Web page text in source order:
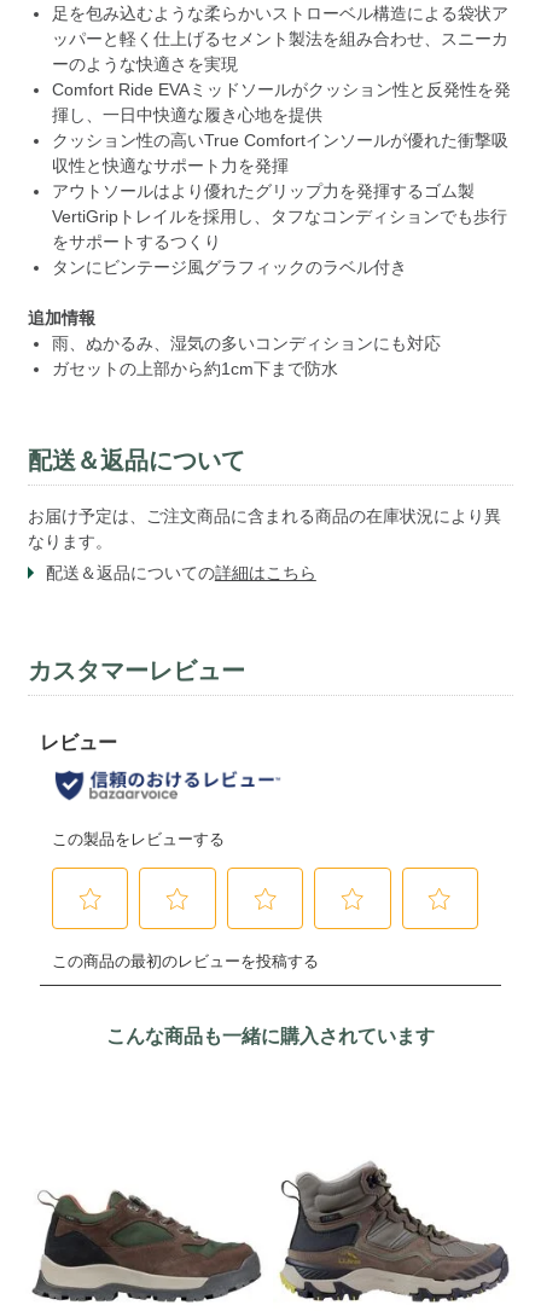
足を包み込むような柔らかいストローベル構造による袋状ア
ッパーと軽く仕上げるセメント製法を組み合わせ、スニーカ
ーのような快適さを実現
Comfort Ride EVAミッドソールがクッション性と反発性を発
揮し、一日中快適な履き心地を提供
クッション性の高いTrue Comfortインソールが優れた衝撃吸
収性と快適なサポート力を発揮
アウトソールはより優れたグリップ力を発揮するゴム製
VertiGripトレイルを採用し、タフなコンディションでも歩行
をサポートするつくり
タンにビンテージ風グラフィックのラベル付き
追加情報
雨、ぬかるみ、湿気の多いコンディションにも対応
ガセットの上部から約1cm下まで防水
配送＆返品について
お届け予定は、ご注文商品に含まれる商品の在庫状況により異
なります。
配送＆返品についての詳細はこちら
カスタマーレビュー
こんな商品も一緒に購入されています